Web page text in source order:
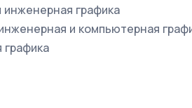
инженерная графика
и компьютерная